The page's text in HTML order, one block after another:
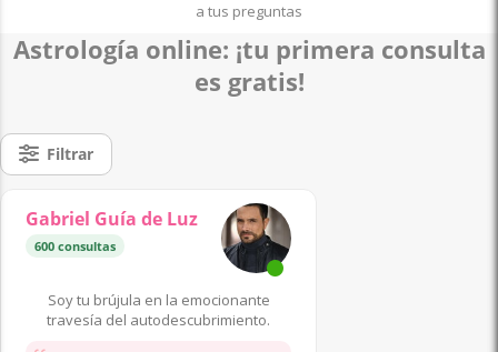
a tus preguntas
Astrología online: ¡tu primera consulta
es gratis!
Filtrar
Gabriel Guía de Luz
600 consultas
Soy tu brújula en la emocionante
travesía del autodescubrimiento.